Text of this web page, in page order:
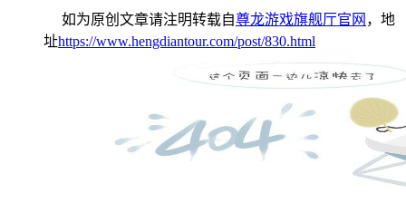
如为原创文章请注明转载自尊龙游戏旗舰厅官网 ，地
址https://www.hengdiantour.com/post/830.html